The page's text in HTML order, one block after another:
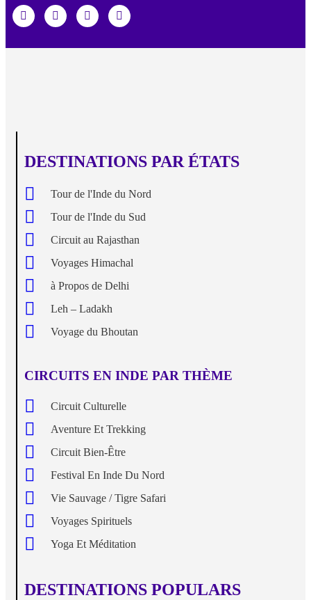
DESTINATIONS PAR ÉTATS
Tour de l'Inde du Nord
Tour de l'Inde du Sud
Circuit au Rajasthan
Voyages Himachal
à Propos de Delhi
Leh – Ladakh
Voyage du Bhoutan
CIRCUITS EN INDE PAR THÈME
Circuit Culturelle
Aventure Et Trekking
Circuit Bien-Être
Festival En Inde Du Nord
Vie Sauvage / Tigre Safari
Voyages Spirituels
Yoga Et Méditation
DESTINATIONS POPULARS